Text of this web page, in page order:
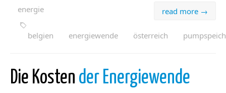
read more →
energie
belgien energiewende österreich
Die Kosten der Energiewende